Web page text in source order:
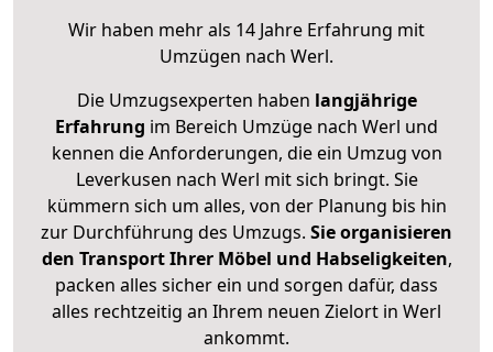
Wir haben mehr als 14 Jahre Erfahrung mit
Umzügen nach Werl.
Die Umzugsexperten haben langjährige
Erfahrung im Bereich Umzüge nach Werl und
kennen die Anforderungen, die ein Umzug von
Leverkusen nach Werl mit sich bringt. Sie
kümmern sich um alles, von der Planung bis hin
zur Durchführung des Umzugs. Sie organisieren
den Transport Ihrer Möbel und Habseligkeiten,
packen alles sicher ein und sorgen dafür, dass
alles rechtzeitig an Ihrem neuen Zielort in Werl
ankommt.